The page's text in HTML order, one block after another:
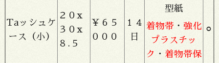
Taッシュケ
ース（小）
２０x
３０x
８.５
￥６５
０００
１４
日
型紙
着物帯 ・ 強化
プラスチッ
ク ・ 着物帯保
⚪︎